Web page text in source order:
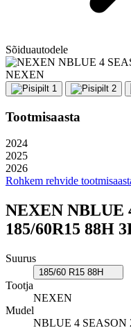
Sõiduautodele
NEXEN
Tootmisaasta
2024
2025
2026
Rohkem rehvide
NEXEN NBLUE
185/60R15 88H
Suurus
185/60 R15 88H
Tootja
NEXEN
Mudel
NBLUE 4 SEASON